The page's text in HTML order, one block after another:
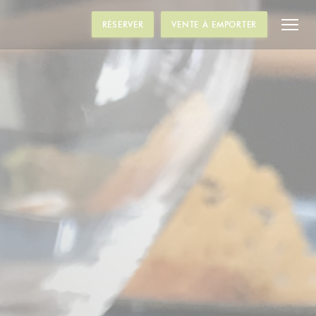
RÉSERVER VENTE À EMPORTER